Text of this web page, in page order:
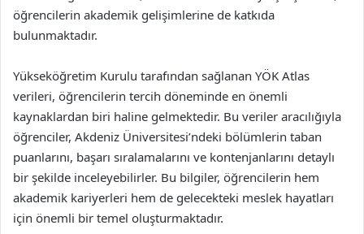
öğrencilerin akademik gelişimlerine de katkıda
bulunmaktadır.
Yükseköğretim Kurulu tarafından sağlanan YÖK Atlas
verileri, öğrencilerin tercih döneminde en önemli
kaynaklardan biri haline gelmektedir. Bu veriler aracılığıyla
öğrenciler, Akdeniz Üniversitesi’ndeki bölümlerin taban
puanlarını, başarı sıralamalarını ve kontenjanlarını detaylı
bir şekilde inceleyebilirler. Bu bilgiler, öğrencilerin hem
akademik kariyerleri hem de gelecekteki meslek hayatları
için önemli bir temel oluşturmaktadır.